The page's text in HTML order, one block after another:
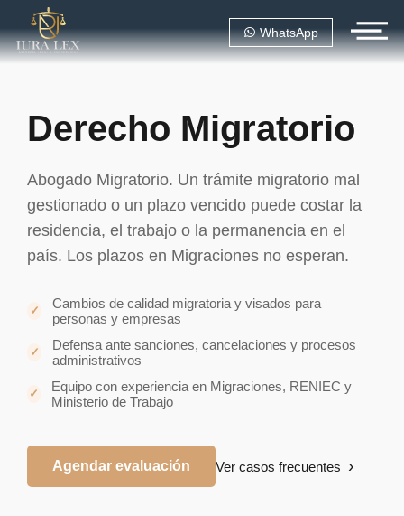
WhatsApp
Derecho Migratorio
Abogado Migratorio. Un trámite migratorio mal
gestionado o un plazo vencido puede costar la
residencia, el trabajo o la permanencia en el
país. Los plazos en Migraciones no esperan.
Cambios de calidad migratoria y visados para
personas y empresas
Defensa ante sanciones, cancelaciones y procesos
administrativos
Equipo con experiencia en Migraciones, RENIEC y
Ministerio de Trabajo
Agendar evaluación Ver casos frecuentes